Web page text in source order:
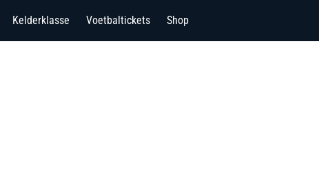
Kelderklasse Voetbaltickets Shop